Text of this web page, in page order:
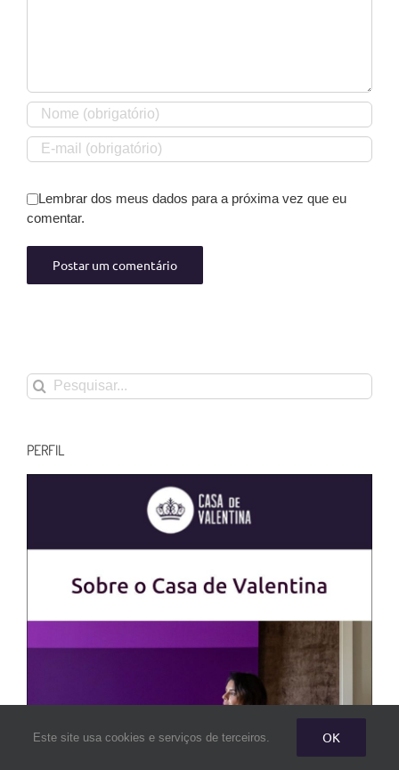
Lembrar dos meus dados para a próxima vez que eu
comentar.
Buscar
resultados
PERFIL
Este site usa cookies e serviços de terceiros. OK